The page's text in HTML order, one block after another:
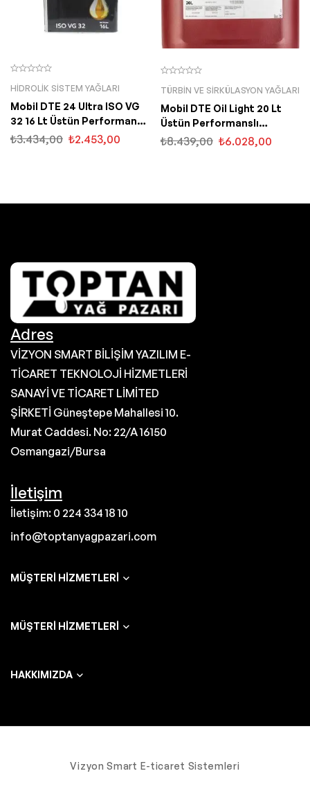
HIDROLIK SISTEM YAĞLARI
Mobil DTE 24 Ultra ISO VG
32 16 Lt Üstün Performanslı
Hidrolik Yağ
₺3.434,00 ₺2.453,00
TÜRBIN VE SIRKÜLASYON YAĞLARI
Mobil DTE Oil Light 20 Lt
Üstün Performanslı
Sirkülasyon Yağı
₺8.439,00 ₺6.028,00
Adres
VİZYON SMART BİLİŞİM YAZILIM E-
TİCARET TEKNOLOJİ HİZMETLERİ
SANAYİ VE TİCARET LİMİTED
ŞİRKETİ Güneştepe Mahallesi 10.
Murat Caddesi. No: 22/A 16150
Osmangazi/Bursa
İletişim
İletişim: 0 224 334 18 10
info@toptanyagpazari.com
MÜŞTERI HIZMETLERI
MÜŞTERI HIZMETLERI
HAKKIMIZDA
Vizyon Smart E-ticaret Sistemleri